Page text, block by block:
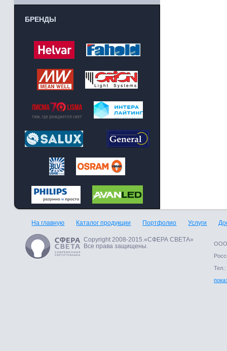
БРЕНДЫ
На главную Каталог продукции Портфолио Услуги
Copyright 2008-2015.«СФЕРА СВЕТА»
Все права защищены.
ООО